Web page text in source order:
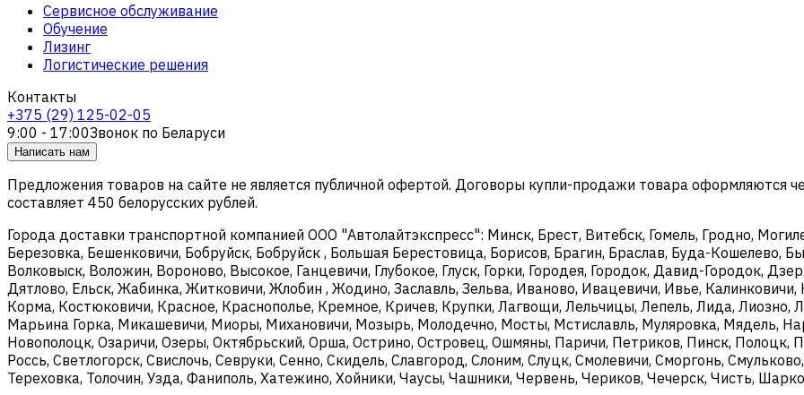
Сервисное обслуживание
Обучение
Лизинг
Логистические решения
Контакты
+375 (29) 125-02-05
9:00 - 17:00Звонок по Беларуси
Написать нам
Предложения товаров на сайте не является публичной офертой. Договоры купли-продажи товара оформляются
составляет 450 белорусских рублей.
Города доставки транспортной компанией ООО "Автолайтэкспресс": Минск, Брест, Витебск, Гомель, Гродно,
Березовка, Бешенковичи, Бобруйск, Бобруйск , Большая Берестовица, Борисов, Брагин, Браслав, Буда-Кошелево,
Волковыск, Воложин, Вороново, Высокое, Ганцевичи, Глубокое, Глуск, Горки, Городея, Городок, Давид-Городок,
Дятлово, Ельск, Жабинка, Житковичи, Жлобин , Жодино, Заславль, Зельва, Иваново, Ивацевичи, Ивье,
Корма, Костюковичи, Красное, Краснополье, Кремное, Кричев, Крупки, Лагвощи, Лельчицы, Лепель, Лида, Лиозно,
Марьина Горка, Микашевичи, Миоры, Михановичи, Мозырь, Молодечно, Мосты, Мстиславль, Муляровка, Мядель,
Новополоцк, Озаричи, Озеры, Октябрьский, Орша, Острино, Островец, Ошмяны, Паричи, Петриков, Пинск, Полоцк,
Россь, Светлогорск, Свислочь, Севруки, Сенно, Скидель, Славгород, Слоним, Слуцк, Смолевичи, Сморгонь,
Тереховка, Толочин, Узда, Фаниполь, Хатежино, Хойники, Чаусы, Чашники, Червень, Чериков, Чечерск, Чисть,